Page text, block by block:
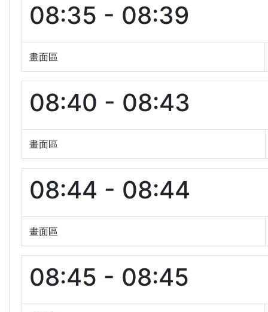
08:35 - 08:39
畫面區
08:40 - 08:43
畫面區
08:44 - 08:44
畫面區
08:45 - 08:45